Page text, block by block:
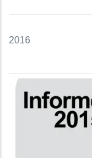
2016